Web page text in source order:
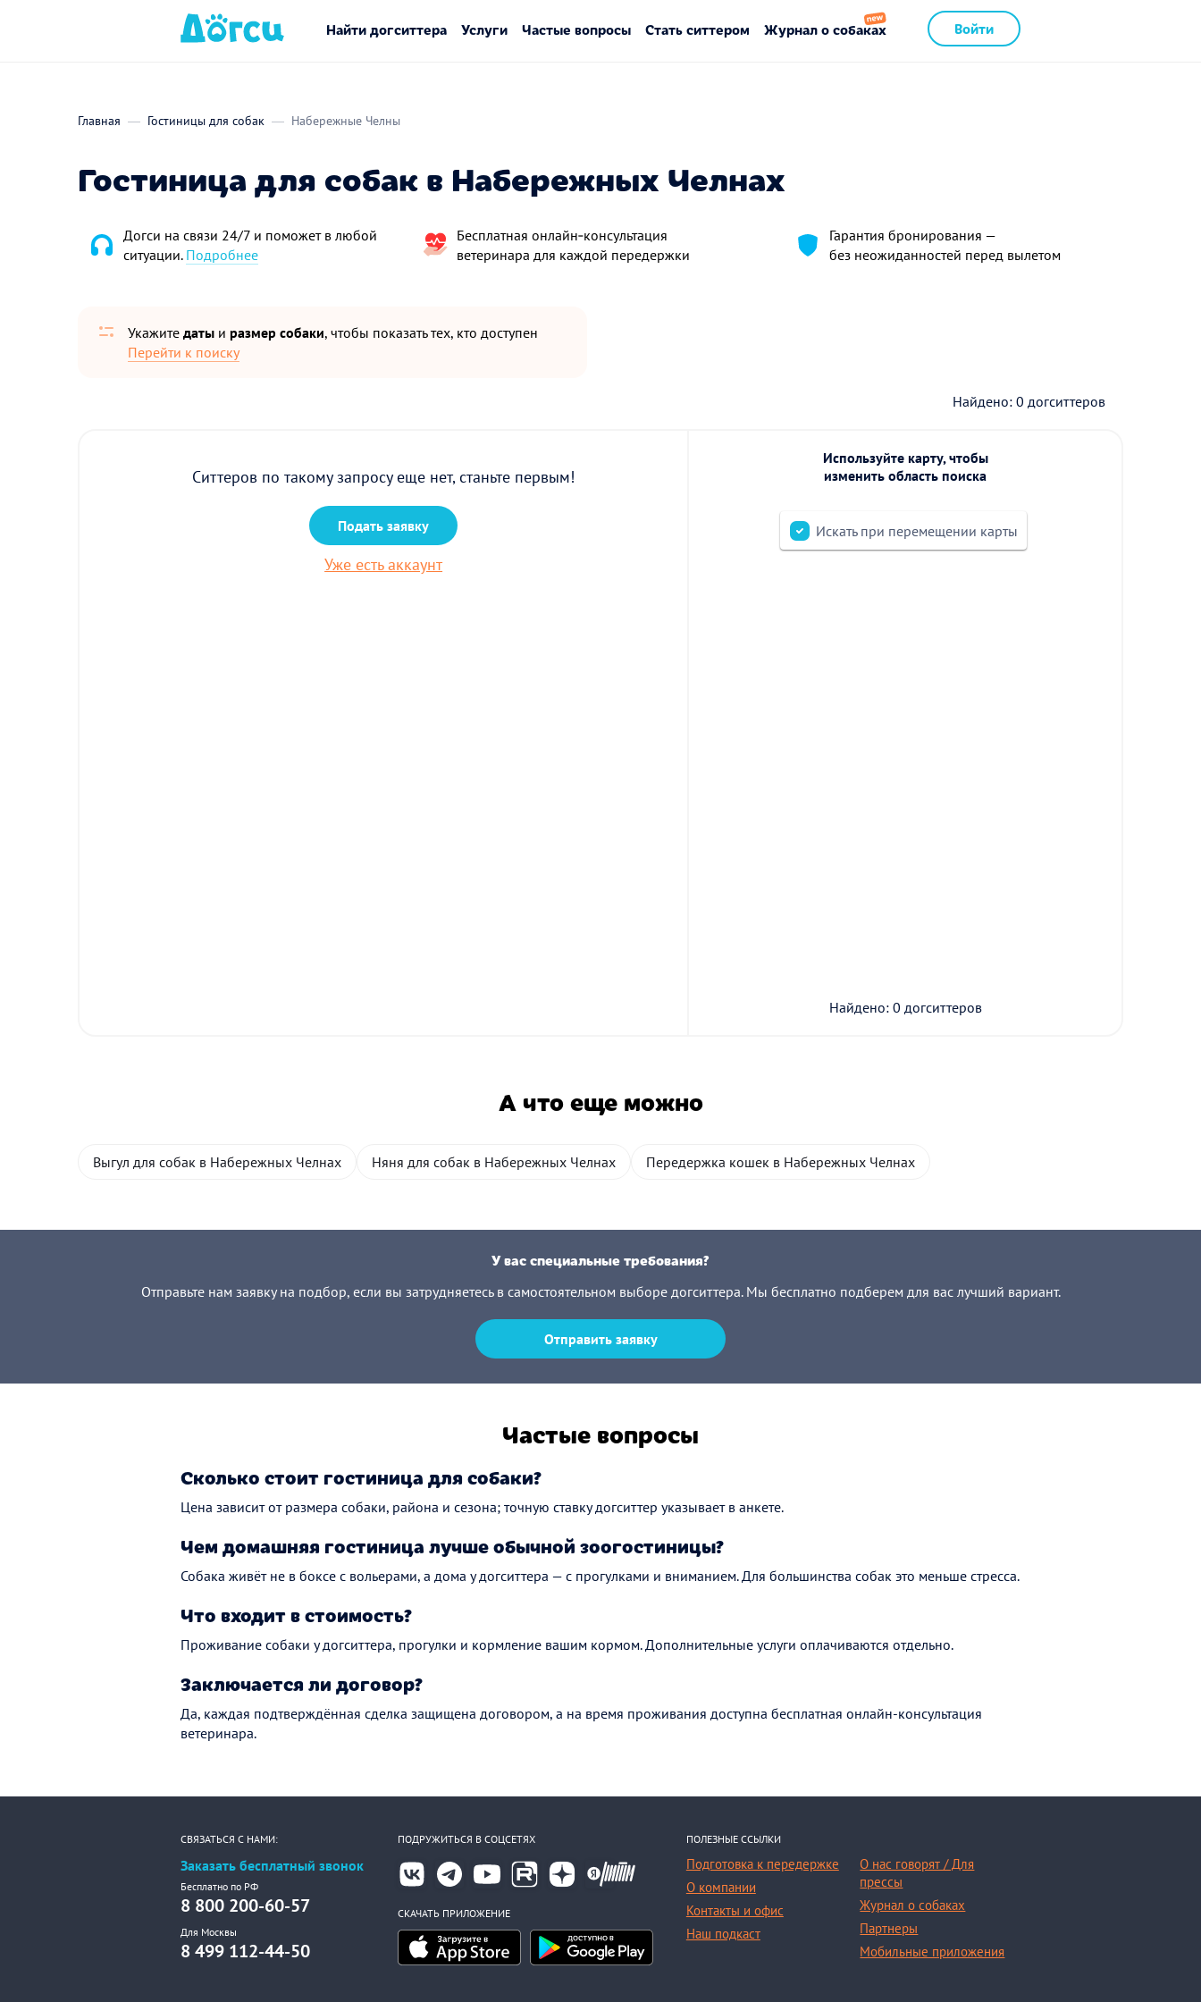
Войти
Найти догситтера Услуги Частые вопросы Стать ситтером Журнал о собаках
Главная Гостиницы для собак Набережные Челны
Гостиница для собак в Набережных Челнах
Догси на связи 24/7 и поможет в любой
ситуации. Подробнее
Бесплатная онлайн‑консультация
ветеринара для каждой передержки
Гарантия бронирования —
без неожиданностей перед вылетом
Укажите даты и размер собаки, чтобы показать тех, кто доступен
Перейти к поиску
Найдено: 0 догситтеров
Ситтеров по такому запросу еще нет, станьте первым!
Подать заявку
Уже есть аккаунт
Используйте карту, чтобы
изменить область поиска
Искать при перемещении карты
Найдено: 0 догситтеров
А что еще можно
Выгул для собак в Набережных Челнах Няня для собак в Набережных Челнах Передержка кошек в Набережных Челнах
У вас специальные требования?
Отправьте нам заявку на подбор, если вы затрудняетесь в самостоятельном выборе догситтера. Мы бесплатно подберем для вас лучший вариант.
Отправить заявку
Частые вопросы
Сколько стоит гостиница для собаки?
Цена зависит от размера собаки, района и сезона; точную ставку догситтер указывает в анкете.
Чем домашняя гостиница лучше обычной зоогостиницы?
Собака живёт не в боксе с вольерами, а дома у догситтера — с прогулками и вниманием. Для большинства собак это меньше стресса.
Что входит в стоимость?
Проживание собаки у догситтера, прогулки и кормление вашим кормом. Дополнительные услуги оплачиваются отдельно.
Заключается ли договор?
Да, каждая подтверждённая сделка защищена договором, а на время проживания доступна бесплатная онлайн-консультация
ветеринара.
СВЯЗАТЬСЯ С НАМИ:
Заказать бесплатный звонок
Бесплатно по РФ
8 800 200-60-57
Для Москвы
8 499 112-44-50
ПОДРУЖИТЬСЯ В СОЦСЕТЯХ
СКАЧАТЬ ПРИЛОЖЕНИЕ
ПОЛЕЗНЫЕ ССЫЛКИ
Подготовка к передержке
О компании
Контакты и офис
Наш подкаст
О нас говорят / Для
прессы
Журнал о собаках
Партнеры
Мобильные приложения